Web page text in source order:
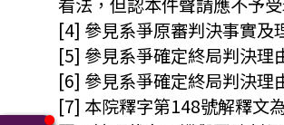
[4] 參見系爭原審判決事實及
[5] 參見系爭確定終局判決理
[6] 參見系爭確定終局判決理
[7] 本院釋字第148號解釋文